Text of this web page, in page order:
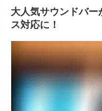
大人気サウンドバ
ス対応に！